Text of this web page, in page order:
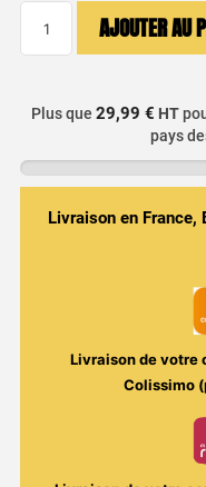
Menthe
50ml
AJOUTER AU
Plus que 29,99 € HT
pays
Livraison en
Livraison de votre
Colissimo